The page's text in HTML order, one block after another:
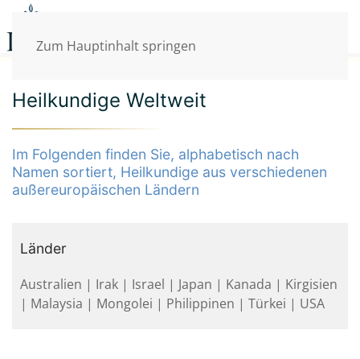
Zum Hauptinhalt springen
Heilkundige Weltweit
Im Folgenden finden Sie, alphabetisch nach
Namen sortiert, Heilkundige aus verschiedenen
außereuropäischen Ländern
Länder
Australien | Irak | Israel | Japan | Kanada | Kirgisien
| Malaysia | Mongolei | Philippinen | Türkei | USA